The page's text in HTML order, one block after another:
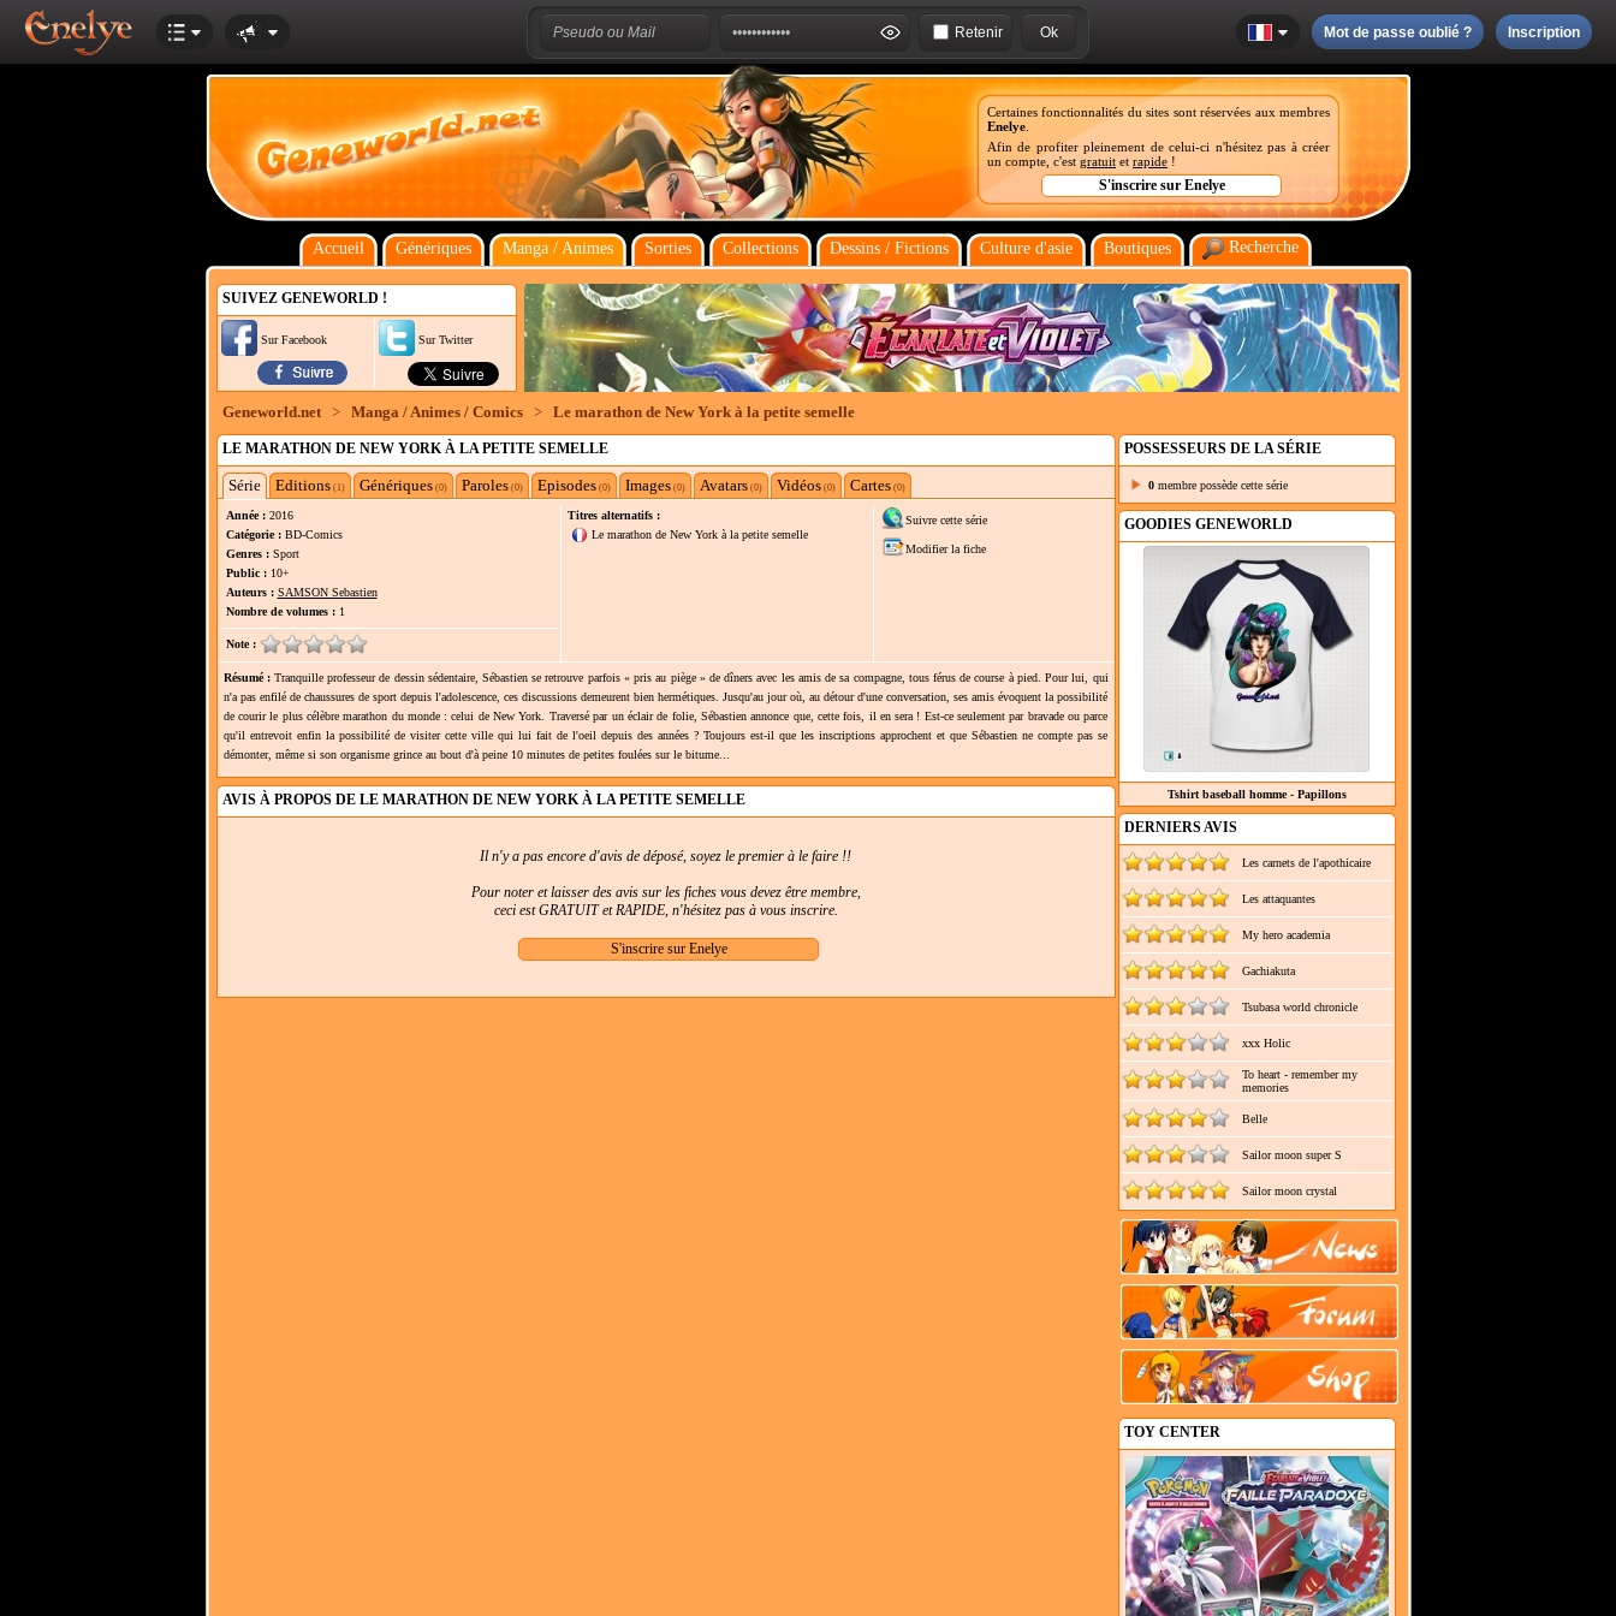
Retenir Mot de passe oublié ? Inscription
Certaines fonctionnalités du sites sont réservées aux membres
Enelye
Afin de profiter pleinement de celui-ci n'hésitez pas à créer
un compte, c'est gratuit et rapide !
Accueil Génériques Manga / Animes Sorties Collections Dessins / Fictions Culture d'asie Boutiques Recherche
SUIVEZ GENEWORLD !
Sur Facebook Sur Twitter
Geneworld.net > Manga / Animes / Comics > Le marathon de New York à la petite semelle
LE MARATHON DE NEW YORK À LA PETITE SEMELLE
Série Editions(1) Génériques(0) Paroles(0) Episodes(0) Images(0) Avatars(0) Vidéos(0) Cartes(0)
Année :2016
Catégorie :BD-Comics
Genres :Sport
Public :10+
Auteurs : SAMSON Sebastien
Nombre de volumes :1
Note :
Titres alternatifs :
Le marathon de New York à la petite semelle
Suivre cette série
Modifier la fiche
Résumé :Tranquille professeur de dessin sédentaire, Sébastien se retrouve parfois « pris au piège » de dîners avec les amis de sa compagne, tous férus de course à pied. Pour lui, qui
n'a pas enfilé de chaussures de sport depuis l'adolescence, ces discussions demeurent bien hermétiques. Jusqu'au jour où, au détour d'une conversation, ses amis évoquent la possibilité
de courir le plus célèbre marathon du monde : celui de New York. Traversé par un éclair de folie, Sébastien annonce que, cette fois, il en sera ! Est-ce seulement par bravade ou parce
qu'il entrevoit enfin la possibilité de visiter cette ville qui lui fait de l'oeil depuis des années ? Toujours est-il que les inscriptions approchent et que Sébastien ne compte pas se
démonter, même si son organisme grince au bout d'à peine 10 minutes de petites foulées sur le bitume...
AVIS À PROPOS DE LE MARATHON DE NEW YORK À LA PETITE SEMELLE
Il n'y a pas encore d'avis de déposé, soyez le premier à le faire !!
Pour noter et laisser des avis sur les fiches vous devez être membre,
ceci est GRATUIT et RAPIDE, n'hésitez pas à vous inscrire.
POSSESSEURS DE LA SÉRIE
0 membre possède cette série
GOODIES GENEWORLD
Tshirt baseball homme - Papillons
DERNIERS AVIS
Les carnets de l'apothicaire
Les attaquantes
My hero academia
Gachiakuta
Tsubasa world chronicle
xxx Holic
To heart - remember my
memories
Belle
Sailor moon super S
Sailor moon crystal
TOY CENTER